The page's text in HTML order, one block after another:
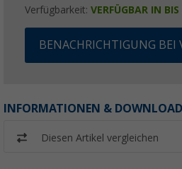
Verfügbarkeit: VERFÜGBAR IN
BENACHRICHTIGUNG BEI
INFORMATIONEN &
Diesen Artikel vergleichen